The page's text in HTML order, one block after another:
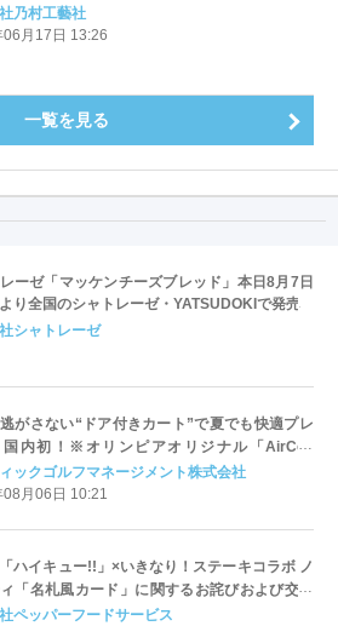
示設計・グラフィックデザインを担当
乃村工藝社
06月17日 13:26
一覧を見る
ーゼ「マッケンチーズブレッド」本日8月7日
より全国のシャトレーゼ・YATSUDOKIで発売
シャトレーゼ
がさない“ドア付きカート”で夏でも快適プレ
初！※オリンピアオリジナル「AirCon
アコンカート）」導入 | ＰＧＭ
ックゴルフマネージメント株式会社
月06日 10:21
ハイキュー!!」×いきなり！ステーキコラボ ノ
「名札風カード」に関するお詫びおよび交換
いてのご案内
ペッパーフードサービス